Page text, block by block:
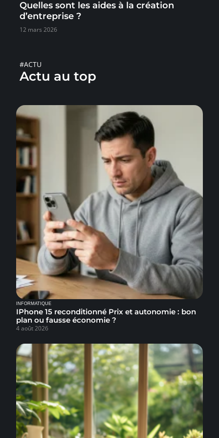
Quelles sont les aides à la création
d’entreprise ?
12 mars 2026
#ACTU
Actu au top
INFORMATIQUE
IPhone 15 reconditionné Prix et autonomie : bon
plan ou fausse économie ?
4 août 2026